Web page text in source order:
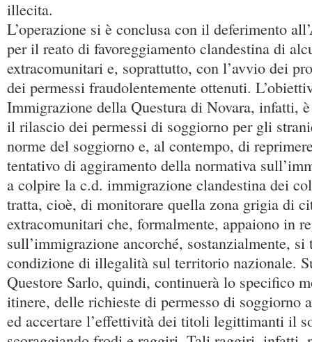
illecita.
L’operazione si è conclusa con il deferimento
per il reato di favoreggiamento clandestina di
extracomunitari e, soprattutto, con l’avvio dei
dei permessi fraudolentemente ottenuti.
Immigrazione della Questura di Novara, infatti,
il rilascio dei permessi di soggiorno per gli
norme del soggiorno e, al contempo, di
tentativo di aggiramento della normativa
a colpire la c.d. immigrazione clandestina dei
tratta, cioè, di monitorare quella zona grigia di
extracomunitari che, formalmente, appaiono in
sull’immigrazione ancorché, sostanzialmente,
condizione di illegalità sul territorio nazionale.
Questore Sarlo, quindi, continuerà lo specifico
itinere, delle richieste di permesso di soggiorno
ed accertare l’effettività dei titoli legittimanti il